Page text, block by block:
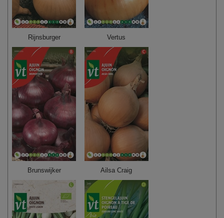
Rijnsburger Vertus
Brunswijker Ailsa Craig